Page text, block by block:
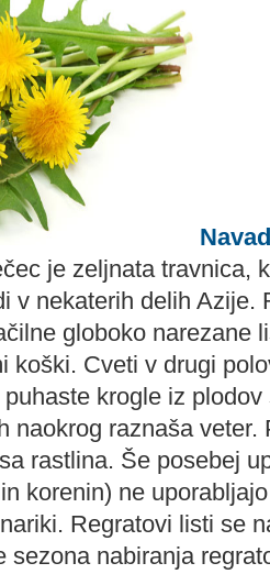
je zeljnata travnica,
v nekaterih delih Azije.
globoko narezane
koški. Cveti v drugi
krogle iz
naokrog raznaša
rastlina. Še posebej
korenin) ne
Regratovi listi se
sezona nabiranja